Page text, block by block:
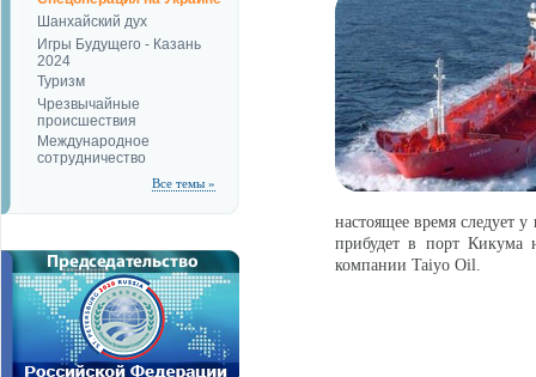
Шанхайский дух
Игры Будущего - Казань
2024
Туризм
Чрезвычайные
происшествия
Международное
сотрудничество
Все темы »
настоящее время следует
прибудет в порт Кикума
компании Taiyo Oil.